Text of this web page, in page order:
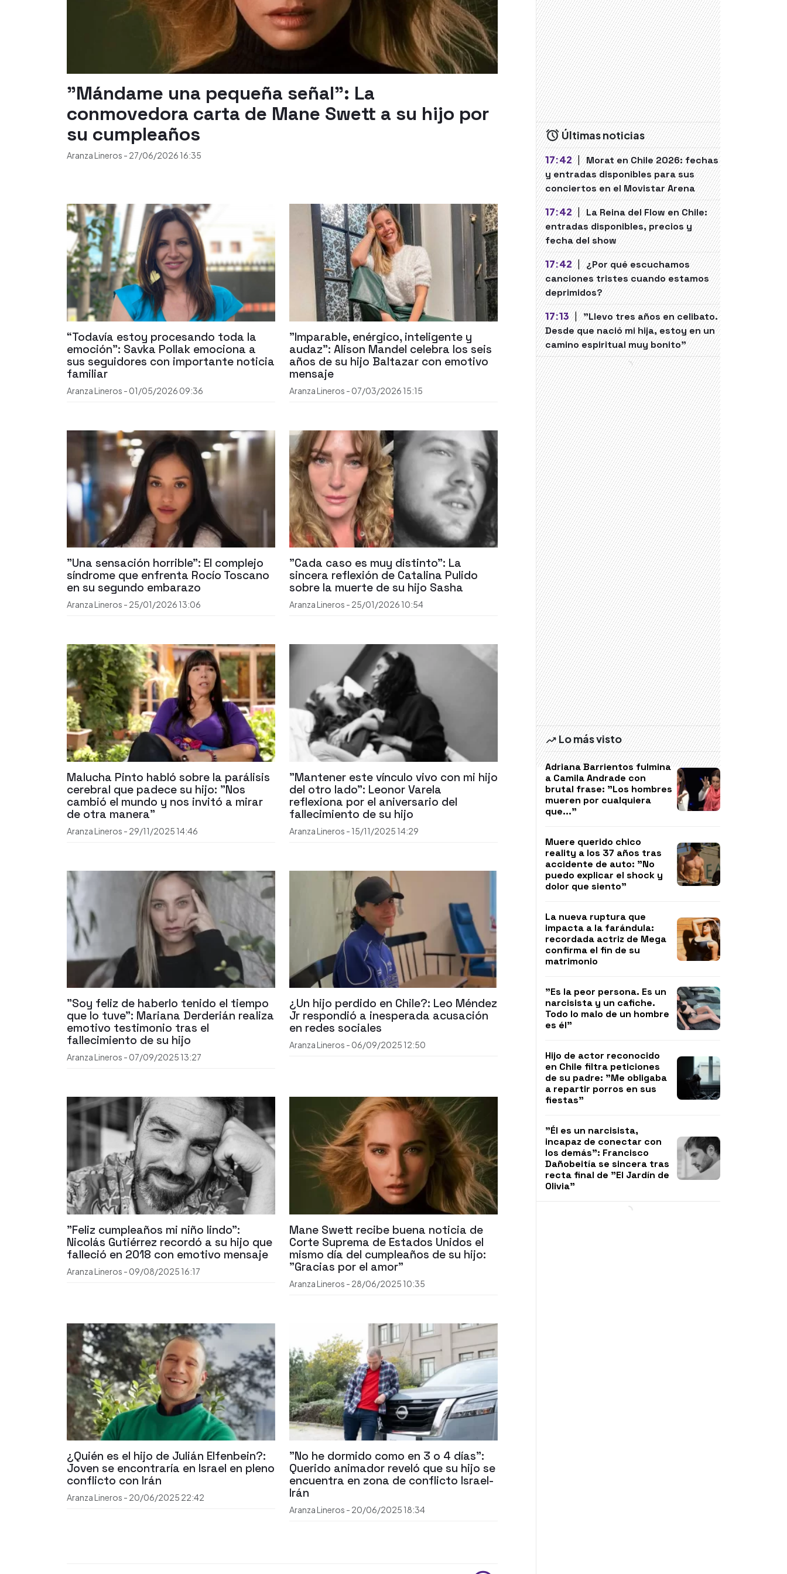
"Mándame una pequeña señal": La
conmovedora carta de Mane Swett a su hijo por
su cumpleaños
Aranza Lineros - 27/06/2026 16:35
“Todavía estoy procesando toda la
emoción”: Savka Pollak emociona a
sus seguidores con importante noticia
familiar
Aranza Lineros - 01/05/2026 09:36
"Imparable, enérgico, inteligente y
audaz": Alison Mandel celebra los seis
años de su hijo Baltazar con emotivo
mensaje
Aranza Lineros - 07/03/2026 15:15
"Una sensación horrible": El complejo
síndrome que enfrenta Rocío Toscano
en su segundo embarazo
Aranza Lineros - 25/01/2026 13:06
"Cada caso es muy distinto": La
sincera reflexión de Catalina Pulido
sobre la muerte de su hijo Sasha
Aranza Lineros - 25/01/2026 10:54
Malucha Pinto habló sobre la parálisis
cerebral que padece su hijo: "Nos
cambió el mundo y nos invitó a mirar
de otra manera"
Aranza Lineros - 29/11/2025 14:46
"Mantener este vínculo vivo con mi hijo
del otro lado": Leonor Varela
reflexiona por el aniversario del
fallecimiento de su hijo
Aranza Lineros - 15/11/2025 14:29
"Soy feliz de haberlo tenido el tiempo
que lo tuve": Mariana Derderián realiza
emotivo testimonio tras el
fallecimiento de su hijo
Aranza Lineros - 07/09/2025 13:27
¿Un hijo perdido en Chile?: Leo Méndez
Jr respondió a inesperada acusación
en redes sociales
Aranza Lineros - 06/09/2025 12:50
"Feliz cumpleaños mi niño lindo":
Nicolás Gutiérrez recordó a su hijo que
falleció en 2018 con emotivo mensaje
Aranza Lineros - 09/08/2025 16:17
Mane Swett recibe buena noticia de
Corte Suprema de Estados Unidos el
mismo día del cumpleaños de su hijo:
"Gracias por el amor"
Aranza Lineros - 28/06/2025 10:35
¿Quién es el hijo de Julián Elfenbein?:
Joven se encontraría en Israel en pleno
conflicto con Irán
Aranza Lineros - 20/06/2025 22:42
"No he dormido como en 3 o 4 días":
Querido animador reveló que su hijo se
encuentra en zona de conflicto Israel-
Irán
Aranza Lineros - 20/06/2025 18:34
Últimas noticias
17:42 | Morat en Chile 2026: fechas
y entradas disponibles para sus
conciertos en el Movistar Arena
17:42 | La Reina del Flow en Chile:
entradas disponibles, precios y
fecha del show
17:42 | ¿Por qué escuchamos
canciones tristes cuando estamos
deprimidos?
17:13 | "Llevo tres años en celibato.
Desde que nació mi hija, estoy en un
camino espiritual muy bonito"
Lo más visto
Adriana Barrientos fulmina
a Camila Andrade con
brutal frase: "Los hombres
mueren por cualquiera
que..."
Muere querido chico
reality a los 37 años tras
accidente de auto: "No
puedo explicar el shock y
dolor que siento"
La nueva ruptura que
impacta a la farándula:
recordada actriz de Mega
confirma el fin de su
matrimonio
"Es la peor persona. Es un
narcisista y un cafiche.
Todo lo malo de un hombre
es él"
Hijo de actor reconocido
en Chile filtra peticiones
de su padre: "Me obligaba
a repartir porros en sus
fiestas"
"Él es un narcisista,
incapaz de conectar con
los demás": Francisco
Dañobeitía se sincera tras
recta final de "El Jardín de
Olivia"